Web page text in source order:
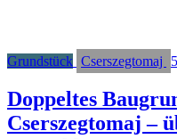
Grundstück Cserszegtomaj 5
Doppeltes
Cserszegtomaj –